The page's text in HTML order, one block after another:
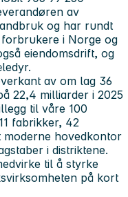
av
og har rundt
i Norge og
eiendomsdrift, og
av om lag 36
22,4 milliarder i 2025
til våre 100
fabrikker, 42
hovedkontor
i distriktene.
til å styrke
på kort